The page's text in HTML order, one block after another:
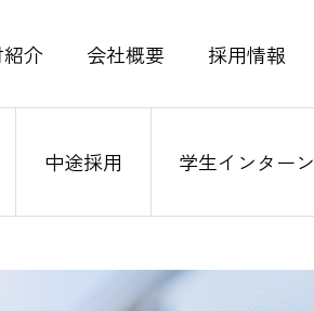
介 会社概要 採用情報
中途採用 学生インターン